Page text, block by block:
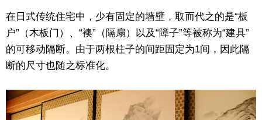
在日式传统住宅中，少有固定的墙壁，取而代之的是“板
户”（木板门）、“襖”（隔扇）以及“障子”等被称为“建具”
的可移动隔断。由于两根柱子的间距固定为1间，因此隔
断的尺寸也随之标准化。